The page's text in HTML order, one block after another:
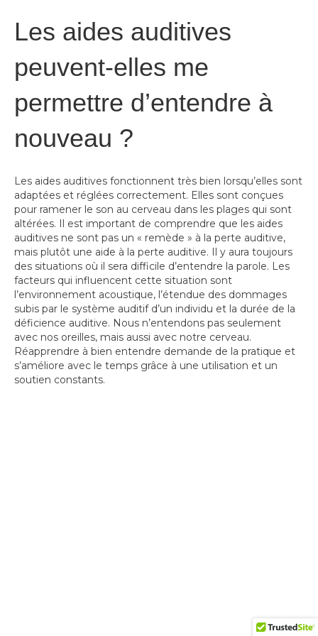
Les aides auditives
peuvent-elles me
permettre d’entendre à
nouveau ?
Les aides auditives fonctionnent très bien lorsqu’elles sont
adaptées et réglées correctement. Elles sont conçues
pour ramener le son au cerveau dans les plages qui sont
altérées. Il est important de comprendre que les aides
auditives ne sont pas un « remède » à la perte auditive,
mais plutôt une aide à la perte auditive. Il y aura toujours
des situations où il sera difficile d’entendre la parole. Les
facteurs qui influencent cette situation sont
l’environnement acoustique, l’étendue des dommages
subis par le système auditif d’un individu et la durée de la
déficience auditive. Nous n’entendons pas seulement
avec nos oreilles, mais aussi avec notre cerveau.
Réapprendre à bien entendre demande de la pratique et
s’améliore avec le temps grâce à une utilisation et un
soutien constants.